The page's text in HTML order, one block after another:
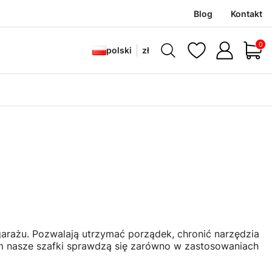
Blog Kontakt
polski zł
Pozwalają utrzymać porządek, chronić narzędzia
nasze szafki sprawdzą się zarówno w zastosowaniach